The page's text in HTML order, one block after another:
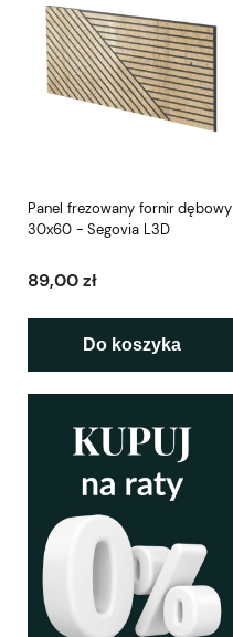
Panel frezowany fornir dębowy
30x60 - Segovia L3D
89,00 zł
Do koszyka